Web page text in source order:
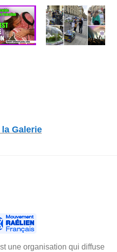
Galerie
une organisation qui diffuse